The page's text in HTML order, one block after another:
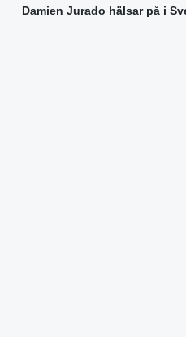
Damien Jurado hälsar på i